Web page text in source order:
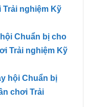
Trải nghiệm Kỹ
Chuẩn bị cho
Trải nghiệm Kỹ
hội Chuẩn bị
chơi Trải